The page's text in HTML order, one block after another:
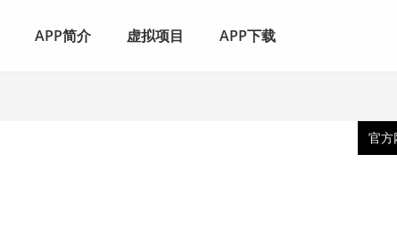
APP简介 虚拟项目 APP下载
官方